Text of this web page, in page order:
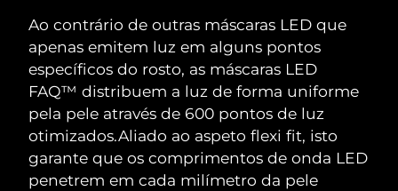
Ao contrário de outras máscaras LED que
apenas emitem luz em alguns pontos
específicos do rosto, as máscaras LED
FAQ™ distribuem a luz de forma uniforme
pela pele através de 600 pontos de luz
otimizados.Aliado ao aspeto flexi fit, isto
garante que os comprimentos de onda LED
penetrem em cada milímetro da pele